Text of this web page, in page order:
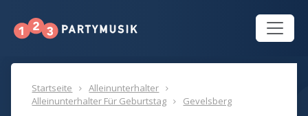
Startseite
Alleinunterhalter
Alleinunterhalter Für Geburtstag
Gevelsberg